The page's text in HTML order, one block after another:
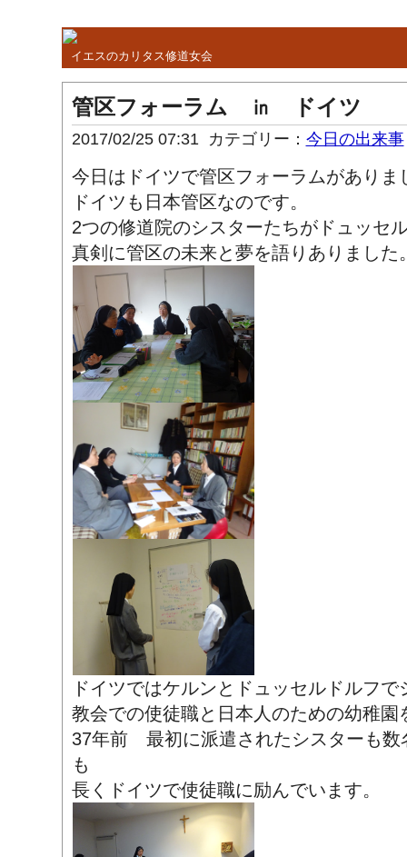
イエスのカリタス修道女会
管区フォーラム ㏌ ドイツ
2017/02/25 07:31 カテゴリー： 今日の出来事
今日はドイツで管区フォーラムがありま
ドイツも日本管区なのです。
2つの修道院のシスターたちがドュッセ
真剣に管区の未来と夢を語りありました
ドイツではケルンとドュッセルドルフで
教会での使徒職と日本人のための幼稚園
37年前 最初に派遣されたシスターも数
も
長くドイツで使徒職に励んでいます。